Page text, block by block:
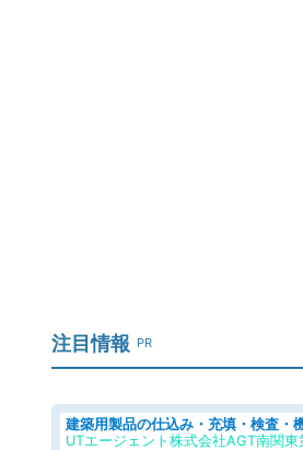
注目情報 PR